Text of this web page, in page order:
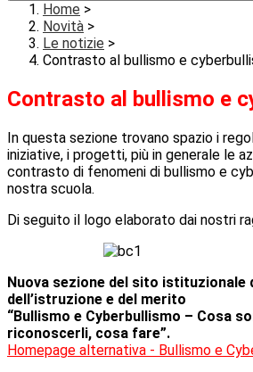
Home >
Novità >
Le notizie >
Contrasto al bullismo e
Contrasto al bullismo e
In questa sezione trovano spazio i
iniziative, i progetti, più in generale le
contrasto di fenomeni di bullismo e
nostra scuola.
Di seguito il logo elaborato dai nostri
Nuova sezione del sito istituzionale
dell’istruzione e del merito
“Bullismo e Cyberbullismo – Cosa
riconoscerli, cosa fare”.
Homepage alternativa - Bullismo e